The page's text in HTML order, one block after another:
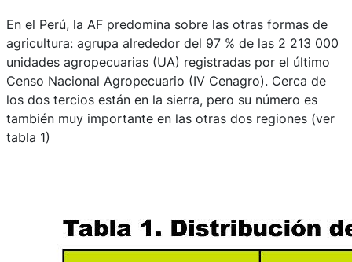
En el Perú, la AF predomina sobre las otras formas de
agricultura: agrupa alrededor del 97 % de las 2 213 000
unidades agropecuarias (UA) registradas por el último
Censo Nacional Agropecuario (IV Cenagro). Cerca de
los dos tercios están en la sierra, pero su número es
también muy importante en las otras dos regiones (ver
tabla 1)